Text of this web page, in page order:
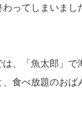
ってしまいまし
、「魚太郎」で
食べ放題のおば